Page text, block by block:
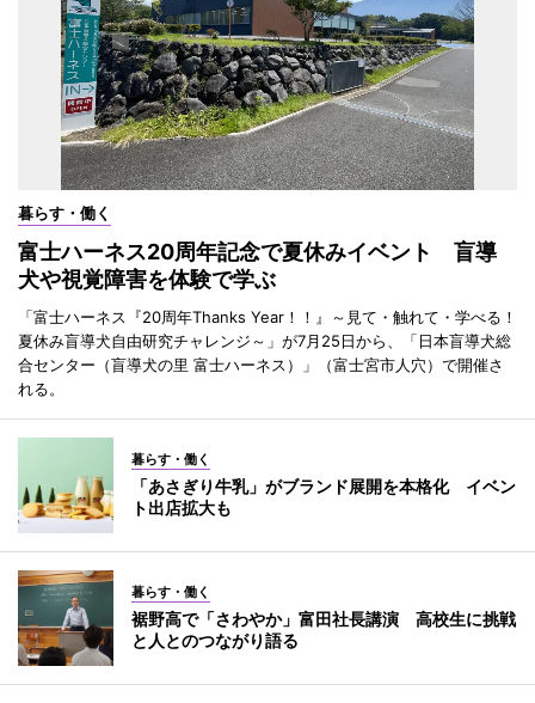
暮らす・働く
富士ハーネス20周年記念で夏休みイベント 盲導
犬や視覚障害を体験で学ぶ
「富士ハーネス『20周年Thanks Year！！』～見て・触れて・学べる！
夏休み盲導犬自由研究チャレンジ～」が7月25日から、「日本盲導犬総
合センター（盲導犬の里 富士ハーネス）」（富士宮市人穴）で開催さ
れる。
暮らす・働く
「あさぎり牛乳」がブランド展開を本格化 イベン
ト出店拡大も
暮らす・働く
裾野高で「さわやか」富田社長講演 高校生に挑戦
と人とのつながり語る